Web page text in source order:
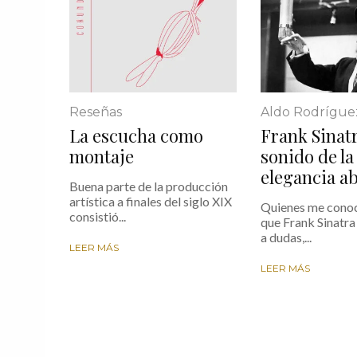
Reseñas
La escucha como
montaje
Buena parte de la producción
artística a finales del siglo XIX
consistió...
LEER MÁS
Aldo
Frank
sonido de la
elegancia
Quienes me
que Frank
a dudas,...
LEER MÁS